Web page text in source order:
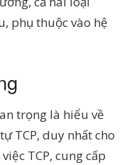
phụ thuộc vào hệ
trọng là hiểu về
TCP, duy nhất cho
TCP, cung cấp